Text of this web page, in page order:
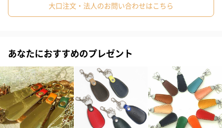
製造している「アビィ・ホーン社」は今から約250年前の1749年
りによる伝統的な製法で一つ一つ丁寧に作り続けています。
「アビィ・ホーン社」が使用している角（主に水牛の角）は、古
くから職人により厳選された素材のみが使用されています。「靴
べら」のことを英語でシューホーン（shoe horn）と言う様に「靴
べら」は本来、角でできていたものなのです。
※「アビィ・ホーン社」が使用している角は全て家畜（主に食肉
大口注文・法人のお問い合わせはこちら
あなたにおすすめのプレゼント